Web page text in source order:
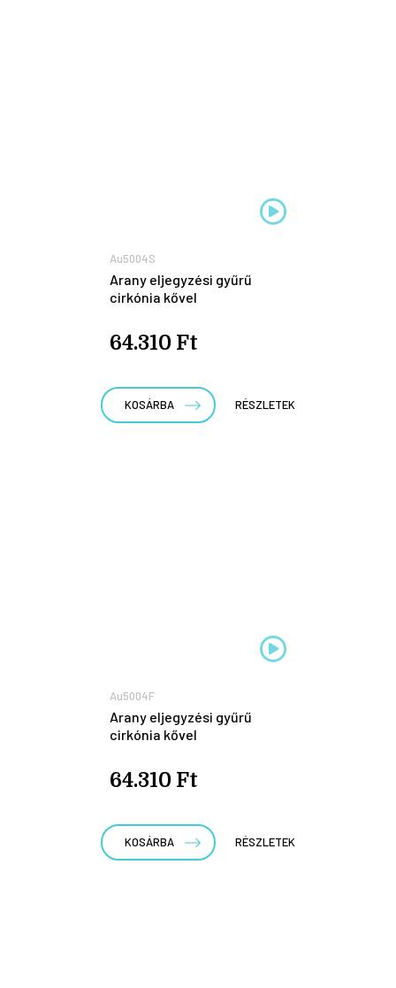
Au5004S
Arany eljegyzési gyűrű
cirkónia kővel
64.310 Ft
KOSÁRBA RÉSZLETEK
Au5004F
Arany eljegyzési gyűrű
cirkónia kővel
64.310 Ft
KOSÁRBA RÉSZLETEK